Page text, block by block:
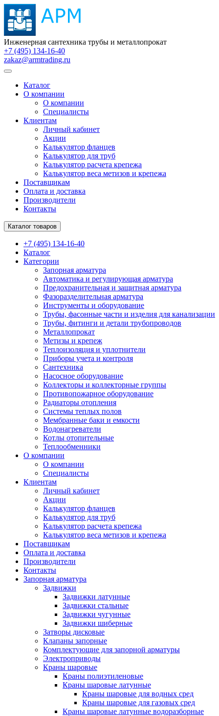
Инженерная сантехника трубы и металлопрокат
+7 (495) 134-16-40
zakaz@armtrading.ru
Каталог
О компании
О компании
Специалисты
Клиентам
Личный кабинет
Акции
Калькулятор фланцев
Калькулятор для труб
Калькулятор расчета крепежа
Калькулятор веса метизов и крепежа
Поставщикам
Оплата и доставка
Производители
Контакты
Каталог товаров
+7 (495) 134-16-40
Каталог
Категории
Запорная арматура
Автоматика и регулирующая арматура
Предохранительная и защитная арматура
Фазоразделительная арматура
Инструменты и оборудование
Трубы, фасонные части и изделия для канализации
Трубы, фитинги и детали трубопроводов
Металлопрокат
Метизы и крепеж
Теплоизоляция и уплотнители
Приборы учета и контроля
Сантехника
Насосное оборудование
Коллекторы и коллекторные группы
Противопожарное оборудование
Радиаторы отопления
Системы теплых полов
Мембранные баки и емкости
Водонагреватели
Котлы отопительные
Теплообменники
О компании
О компании
Специалисты
Клиентам
Личный кабинет
Акции
Калькулятор фланцев
Калькулятор для труб
Калькулятор расчета крепежа
Калькулятор веса метизов и крепежа
Поставщикам
Оплата и доставка
Производители
Контакты
Запорная арматура
Задвижки
Задвижки латунные
Задвижки стальные
Задвижки чугунные
Задвижки шиберные
Затворы дисковые
Клапаны запорные
Комплектующие для запорной арматуры
Электроприводы
Краны шаровые
Краны полиэтиленовые
Краны шаровые латунные
Краны шаровые для водных сред
Краны шаровые для газовых сред
Краны шаровые латунные водоразборные